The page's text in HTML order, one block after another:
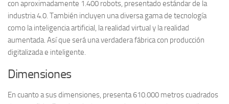
con aproximadamente 1.400 robots, presentado estándar de la
industria 4.0. También incluyen una diversa gama de tecnología
como la inteligencia artificial, la realidad virtual y la realidad
aumentada. Así que será una verdadera fábrica con producción
digitalizada e inteligente.
Dimensiones
En cuanto a sus dimensiones, presenta 610.000 metros cuadrados